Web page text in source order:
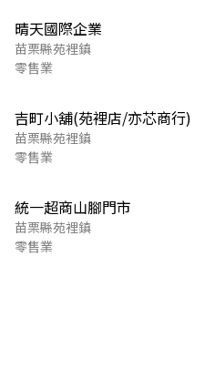
晴天國際企業
苗栗縣苑裡鎮
零售業
吉町小舖(苑裡店/亦芯商行)
苗栗縣苑裡鎮
零售業
統一超商山腳門市
苗栗縣苑裡鎮
零售業